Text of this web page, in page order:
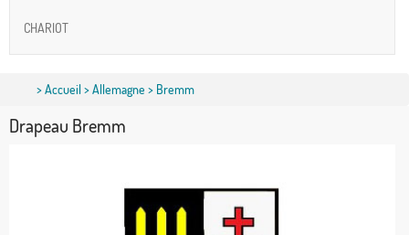
CHARIOT
>Accueil>Allemagne > Bremm
Drapeau Bremm